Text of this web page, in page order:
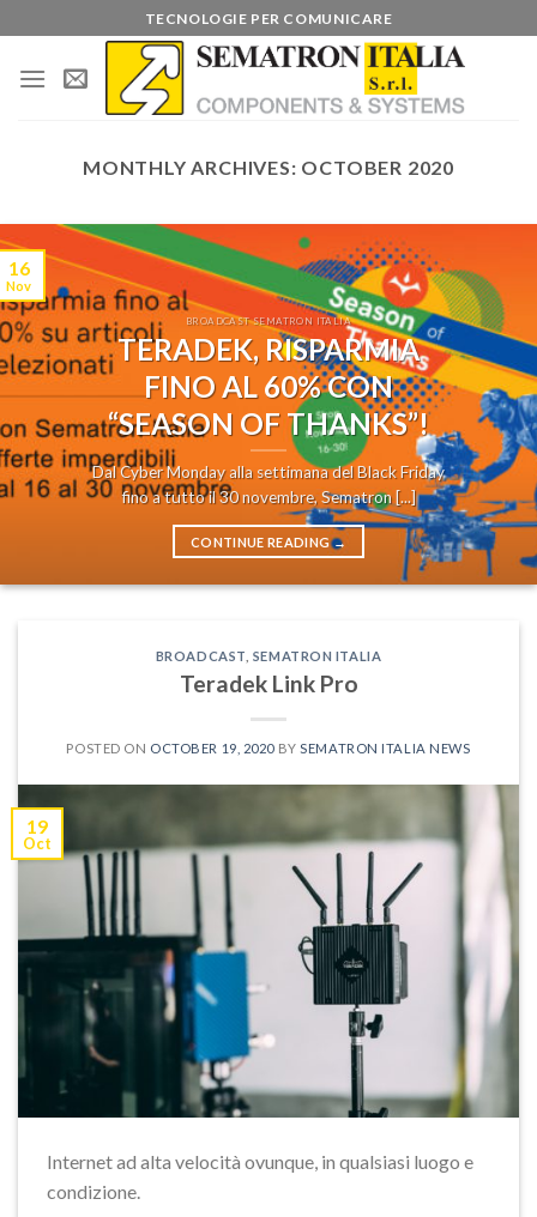
to
content
TECNOLOGIE PER COMUNICARE
MONTHLY ARCHIVES: OCTOBER 2020
BROADCAST SEMATRON ITALIA
TERADEK, RISPARMIA
FINO AL 60% CON
“SEASON OF THANKS”!
Dal Cyber Monday alla settimana del Black Friday
fino a tutto il 30 novembre, Sematron [...]
CONTINUE READING→
16
Nov
BROADCAST SEMATRON ITALIA
Teradek Link Pro
POSTED ON OCTOBER 19, 2020 BY SEMATRON ITALIA NEWS
19
Oct
Internet ad alta velocità ovunque, in qualsiasi luogo e
condizione.